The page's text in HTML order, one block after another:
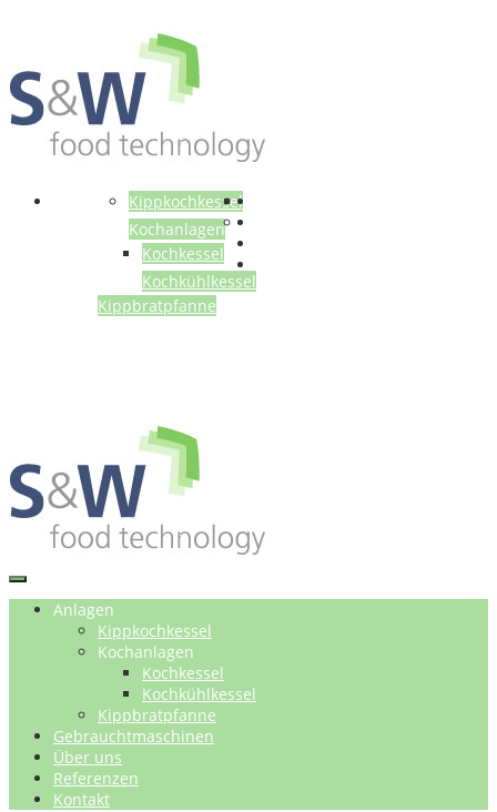
Anlagen
Kippkochkessel
Kochanlagen
Kochkessel
Kochkühlkessel
Kippbratpfanne
Anlagen
Kippkochkessel
Kochanlagen
Kochkessel
Kochkühlkessel
Kippbratpfanne
Gebrauchtmaschinen
Über uns
Referenzen
Kontakt